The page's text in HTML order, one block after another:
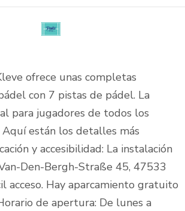
ofrece unas completas
con 7 pistas de pádel. La
para jugadores de todos los
Aquí están los detalles más
y accesibilidad: La instalación
Den-Bergh-Straße 45, 47533
acceso. Hay aparcamiento gratuito
de apertura: De lunes a